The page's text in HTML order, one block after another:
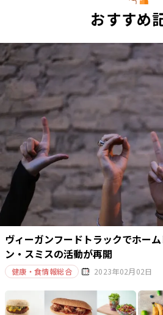
おすすめ
ヴィーガンフードトラックでホー
ン・スミスの活動が再開
健康・食情報総合 2023年02月02日